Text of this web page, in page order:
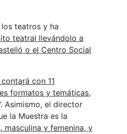
teatros y ha
teatral llevándolo a
o el Centro Social
con 11
formatos y temáticas,
Asimismo, el director
la Muestra es la
masculina y femenina, y